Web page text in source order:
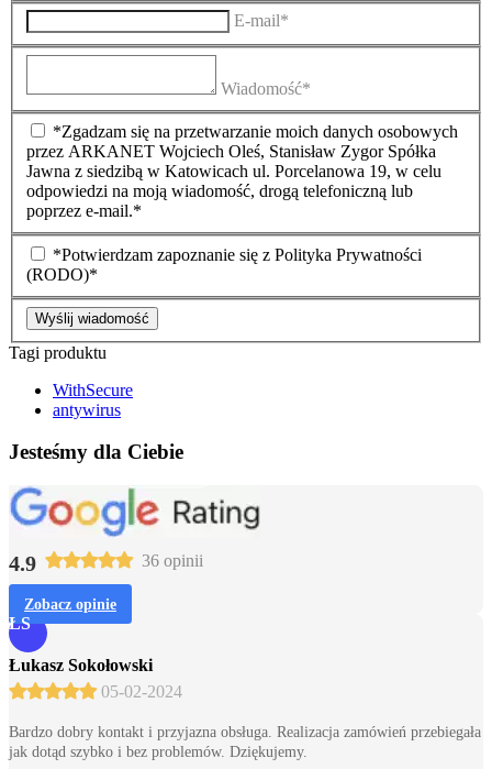
E-mail*
Wiadomość*
*Zgadzam się na przetwarzanie moich danych osobowych
przez ARKANET Wojciech Oleś, Stanisław Zygor Spółka
Jawna z siedzibą w Katowicach ul. Porcelanowa 19, w celu
odpowiedzi na moją wiadomość, drogą telefoniczną lub
poprzez e-mail.*
*Potwierdzam zapoznanie się z Polityka Prywatności
(RODO)*
Wyślij wiadomość
Tagi produktu
WithSecure
antywirus
Jesteśmy dla Ciebie
4.9 36 opinii
Zobacz opinie
ŁS
Łukasz Sokołowski
05-02-2024
Bardzo dobry kontakt i przyjazna obsługa. Realizacja zamówień przebiegała
jak dotąd szybko i bez problemów. Dziękujemy.